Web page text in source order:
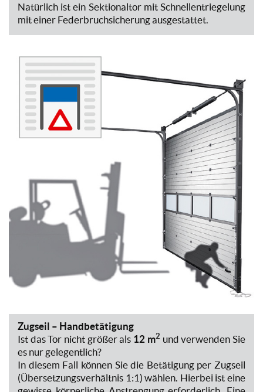
Natürlich ist ein Sektionaltor mit Schnellentriegelung
mit einer Federbruchsicherung ausgestattet.
Zugseil – Handbetätigung
Ist das Tor nicht größer als 12 m2 und verwenden Sie
es nur gelegentlich?
In diesem Fall können Sie die Betätigung per Zugseil
(Übersetzungsverhältnis 1:1) wählen. Hierbei ist eine